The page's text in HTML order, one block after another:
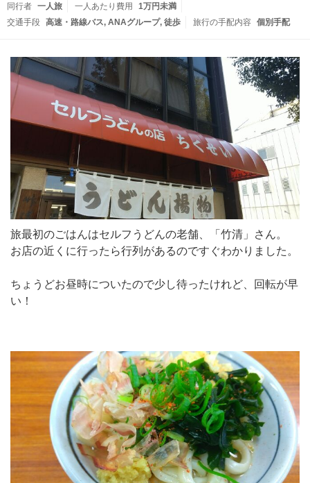
同行者 一人旅 一人あたり費用
1万円未満
交通手段 高速・路線バス ANAグループ 徒歩 旅行の手配内容 個別手配
旅最初のごはんはセルフうどんの老舗、「竹清」さん。
お店の近くに行ったら行列があるのですぐわかりました。
ちょうどお昼時についたので少し待ったけれど、回転が早
い！